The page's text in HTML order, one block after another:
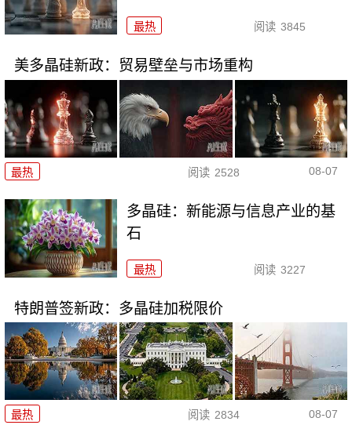
最热 阅读 3845
美多晶硅新政：贸易壁垒与市场重构
最热 阅读 2528 08-07
多晶硅：新能源与信息产业的基
石
最热 阅读 3227
特朗普签新政：多晶硅加税限价
最热 阅读 2834 08-07